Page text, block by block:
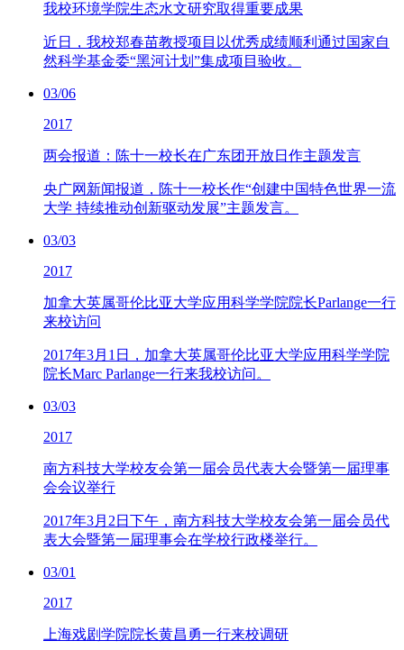
我校环境学院生态水文研究取得重要成果
近日，我校郑春苗教授项目以优秀成绩顺利通过国家自
然科学基金委“黑河计划”集成项目验收。
03/06
2017
两会报道：陈十一校长在广东团开放日作主题发言
央广网新闻报道，陈十一校长作“创建中国特色世界一流
大学 持续推动创新驱动发展”主题发言。
03/03
2017
加拿大英属哥伦比亚大学应用科学学院院长Parlange一行
来校访问
2017年3月1日，加拿大英属哥伦比亚大学应用科学学院
院长Marc Parlange一行来我校访问。
03/03
2017
南方科技大学校友会第一届会员代表大会暨第一届理事
会会议举行
2017年3月2日下午，南方科技大学校友会第一届会员代
表大会暨第一届理事会在学校行政楼举行。
03/01
2017
上海戏剧学院院长黄昌勇一行来校调研